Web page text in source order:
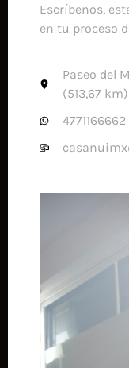
Escríbenos,
en tu proceso
Paseo del
(513,67
4771166662